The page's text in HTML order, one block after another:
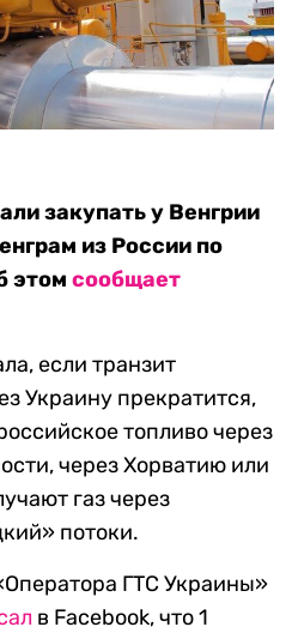
закупать у Венгрии
из России по
этом сообщает
если транзит
Украину прекратится,
топливо через
через Хорватию или
газ через
потоки.
ГТС Украины»
в Facebook, что 1